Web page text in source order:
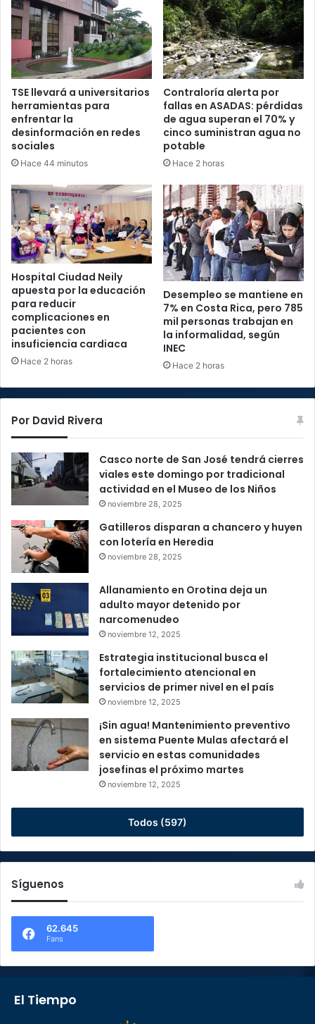
TSE llevará a universitarios
herramientas para
enfrentar la
desinformación en redes
sociales
Hace 44 minutos
Contraloría alerta por
fallas en ASADAS: pérdidas
de agua superan el 70% y
cinco suministran agua no
potable
Hace 2 horas
Hospital Ciudad Neily
apuesta por la educación
para reducir
complicaciones en
pacientes con
insuficiencia cardiaca
Hace 2 horas
Desempleo se mantiene en
7% en Costa Rica, pero 785
mil personas trabajan en
la informalidad, según
INEC
Hace 2 horas
Por David Rivera
Casco norte de San José tendrá cierres
viales este domingo por tradicional
actividad en el Museo de los Niños
noviembre 28, 2025
Gatilleros disparan a chancero y huyen
con lotería en Heredia
noviembre 28, 2025
Allanamiento en Orotina deja un
adulto mayor detenido por
narcomenudeo
noviembre 12, 2025
Estrategia institucional busca el
fortalecimiento atencional en
servicios de primer nivel en el país
noviembre 12, 2025
¡Sin agua! Mantenimiento preventivo
en sistema Puente Mulas afectará el
servicio en estas comunidades
josefinas el próximo martes
noviembre 12, 2025
Todos (597)
Síguenos
62.645
Fans
El Tiempo